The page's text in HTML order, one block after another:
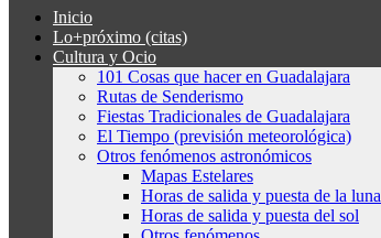
Inicio
Lo+próximo (citas)
Cultura y Ocio
101 Cosas que hacer en Guadalajara
Rutas de Senderismo
Fiestas Tradicionales de Guadalajara
El Tiempo (previsión meteorológica)
Otros fenómenos astronómicos
Mapas Estelares
Horas de salida y puesta de la luna
Horas de salida y puesta del sol